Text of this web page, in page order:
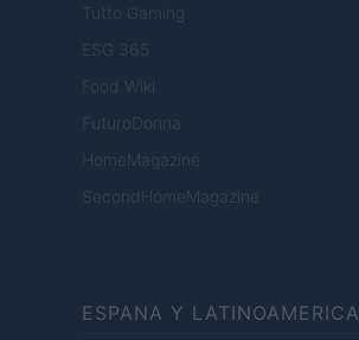
Tutto Gaming
ESG 365
Food Wiki
FuturoDonna
HomeMagazine
SecondHomeMagazine
ESPANA Y LATINOAMERICA